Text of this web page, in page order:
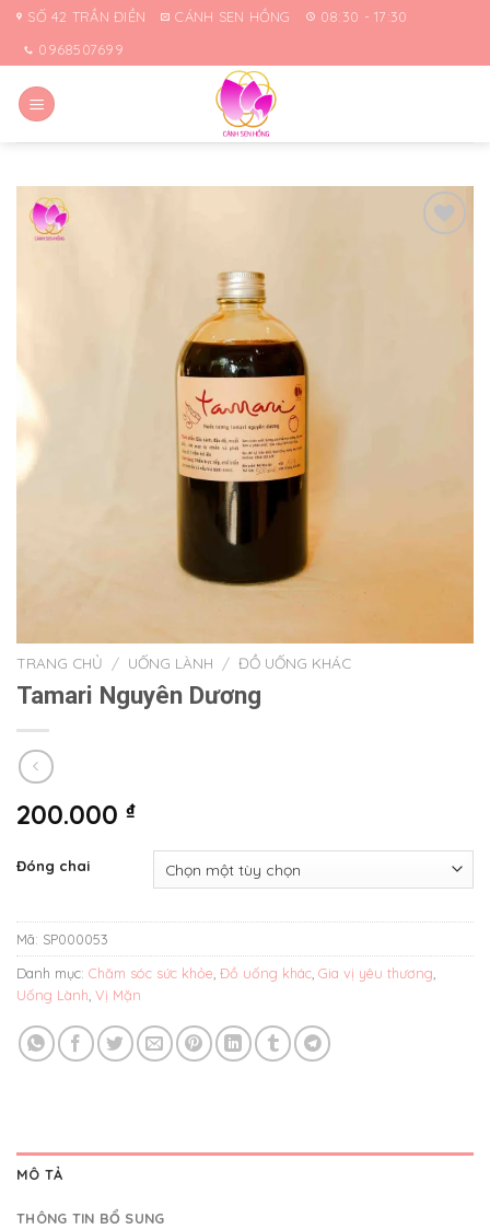
Skip
content
SỐ 42 TRẦN ĐIỀN CÁNH SEN HỒNG
08:30 - 17:30
0968507699
TRANG CHỦ / UỐNG LÀNH / ĐỒ UỐNG KHÁC
Tamari Nguyên Dương
200.000 ₫
Đóng chai
Mã: SP000053
Danh mục: Chăm sóc sức khỏe, Đồ uống khác, Gia vị yêu thương,
Uống Lành, Vị Mặn
MÔ TẢ
THÔNG TIN BỔ SUNG